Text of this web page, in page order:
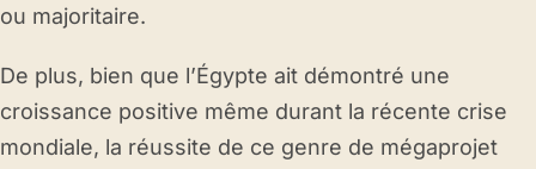
ou majoritaire.
De plus, bien que l’Égypte ait démontré une
croissance positive même durant la récente crise
mondiale, la réussite de ce genre de mégaprojet